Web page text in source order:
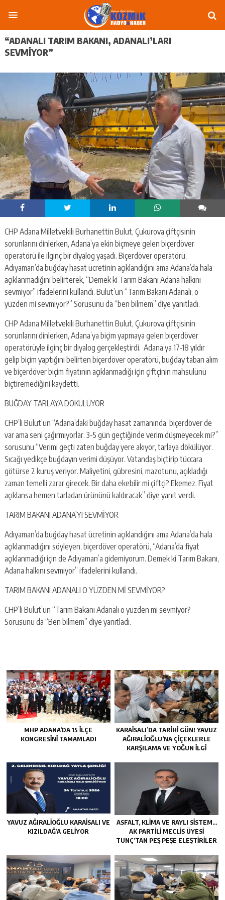
“ADANALI TARIM BAKANI, ADANALI’LARI
SEVMIYOR”
CHP Adana Milletvekili Burhanettin Bulut, Çukurova çiftçisinin
sorunlarını dinlerken, Adana’ya ekin biçmeye gelen biçerdöver
operatörü ile ilginç bir diyalog yaşadı. Biçerdöver operatörü,
Adıyaman’da buğday hasat ücretinin açıklandığını ama Adana’da hala
açıklanmadığını belirterek, “Demek ki Tarım Bakanı Adana halkını
sevmiyor” ifadelerini kullandı. Bulut’un “Tarım Bakanı Adanalı, o
yüzden mi sevmiyor?” Sorusunu da “ben bilmem” diye yanıtladı.
CHP Adana Milletvekili Burhanettin Bulut, Çukurova çiftçisinin
sorunlarını dinlerken, Adana’ya biçim yapmaya gelen biçerdöver
operatörüyle ilginç bir diyalog gerçekleştirdi. Adana’ya 17-18 yıldır
gelip biçim yaptığını belirten biçerdöver operatörü, buğday taban alım
ve biçerdöver biçim fiyatının açıklanmadığı için çiftçinin mahsulünü
biçtiremediğini kaydetti.
BUĞDAY TARLAYA DÖKÜLÜYOR
CHP’li Bulut’un “Adana’daki buğday hasat zamanında, biçerdöver de
var ama seni çağırmıyorlar. 3-5 gün geçtiğinde verim düşmeyecek mi?”
sorusunu “Verimi geçti zaten buğday yere akıyor, tarlaya dökülüyor.
Sıcağı yedikçe buğdayın verimi düşüyor. Vatandaş biçtirip tüccara
götürse 2 kuruş veriyor. Maliyetini, gübresini, mazotunu, açıkladığı
zaman temelli zarar girecek. Bir daha ekebilir mi çiftçi? Ekemez. Fiyat
açıklansa hemen tarladan ürününü kaldıracak” diye yanıt verdi.
TARIM BAKANI ADANA’YI SEVMİYOR
Adıyaman’da buğday hasat ücretinin açıklandığını ama Adana’da hala
açıklanmadığını söyleyen, biçerdöver operatörü, “Adana’da fiyat
açıklanmadığı için de Adıyaman’a gidemiyorum. Demek ki Tarım Bakanı,
Adana halkını sevmiyor” ifadelerini kullandı.
TARIM BAKANI ADANALI O YÜZDEN Mİ SEVMİYOR?
CHP’li Bulut’un “Tarım Bakanı Adanalı o yüzden mi sevmiyor?
Sorusunu da “Ben bilmem” diye yanıtladı.
MHP ADANA’DA 15 İLÇE
KONGRESINI TAMAMLADI
KARAISALI’DA TARIHI GÜN! YAVUZ
AĞIRALIOĞLU’NA ÇIÇEKLERLE
KARŞILAMA VE YOĞUN İLGI
YAVUZ AĞIRALIOĞLU KARAISALI VE
KIZILDAĞ’A GELIYOR
ASFALT, KLIMA VE RAYLI SISTEM…
AK PARTILI MECLIS ÜYESI
TUNÇ’TAN PEŞ PEŞE ELEŞTIRILER